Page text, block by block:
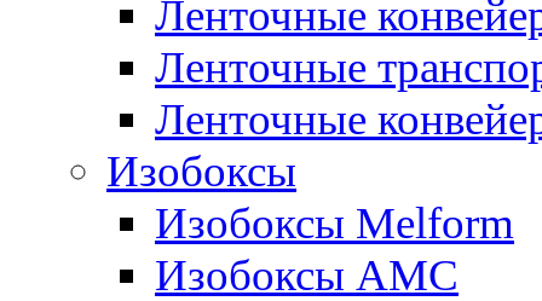
Ленточные
Ленточные
Ленточные
Изобоксы
Изобоксы Melform
Изобоксы AMC